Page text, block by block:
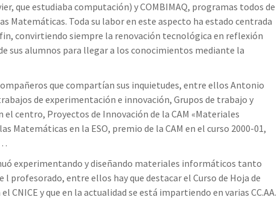
que estudiaba computación) y COMBIMAQ, programas todos de
Matemáticas. Toda su labor en este aspecto ha estado centrada
convirtiendo siempre la renovación tecnológica en reflexión
sus alumnos para llegar a los conocimientos mediante la
que compartían sus inquietudes, entre ellos Antonio
de experimentación e innovación, Grupos de trabajo y
el centro, Proyectos de Innovación de la CAM «Materiales
Matemáticas en la ESO, premio de la CAM en el curso 2000-01,
experimentando y diseñando materiales informáticos tanto
profesorado, entre ellos hay que destacar el Curso de Hoja de
CNICE y que en la actualidad se está impartiendo en varias CC.AA.